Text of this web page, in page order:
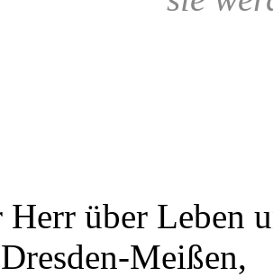
über Leben
Meißen,